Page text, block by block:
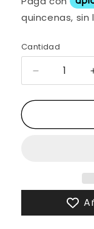
Cantidad
Reducir
cantidad
para
EN
DE
AVESTRUZ
-